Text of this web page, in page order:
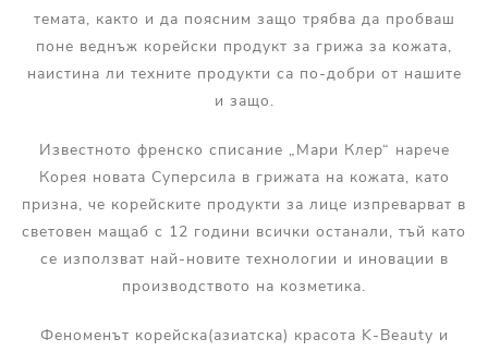
темата, както и да поясним защо трябва да пробваш
поне веднъж корейски продукт за грижа за кожата,
наистина ли техните продукти са по-добри от нашите
и защо.
Известното френско списание „Мари Клер“ нарече
Корея новата Суперсила в грижата на кожата, като
призна, че корейските продукти за лице изпреварват в
световен мащаб с 12 години всички останали, тъй като
се използват най-новите технологии и иновации в
производството на козметика.
Феноменът корейска(азиатска) красота K-Beauty и